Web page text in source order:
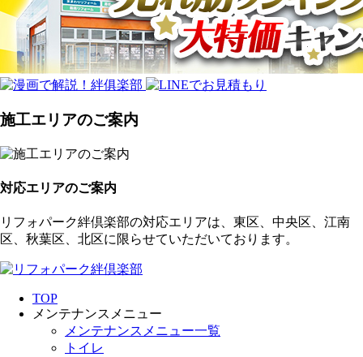
施工エリアのご案内
対応エリアのご案内
リフォパーク絆倶楽部の対応エリアは、東区、中央区、江南
区、秋葉区、北区に限らせていただいております。
TOP
メンテナンスメニュー
メンテナンスメニュー一覧
トイレ